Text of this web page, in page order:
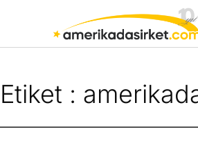
Etiket :